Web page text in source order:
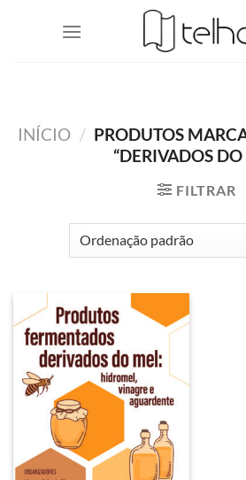
INÍCIO / PRODUTOS
“DERIVADOS DO
FILTRAR